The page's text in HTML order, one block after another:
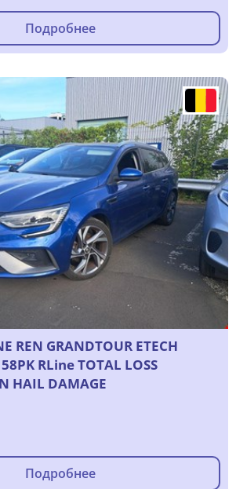
Подробнее
REN GRANDTOUR ETECH
RLine TOTAL LOSS
HAIL DAMAGE
Подробнее